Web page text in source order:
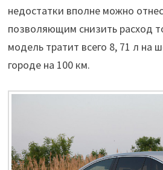
недостатки вполне можно
позволяющим снизить расход
модель тратит всего 8, 71 л на
городе на 100 км.